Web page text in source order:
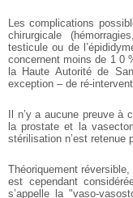
Les complications
chirurgicale
testicule ou de
concernent moins de 1 0
la Haute Autorité de
exception – de ré-
Il n’y a aucune preuve
la prostate et la
stérilisation n’est retenue
Théoriquement
est cependant
s’appelle la "vaso-